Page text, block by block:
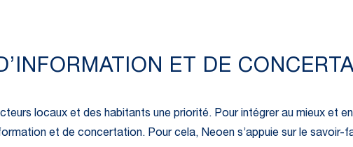
ET DE
locaux et des habitants une priorité. Pour intégrer au mieux et
et de concertation. Pour cela, Neoen s’appuie sur le savoir-